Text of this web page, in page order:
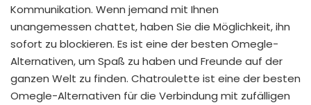
Kommunikation. Wenn jemand mit Ihnen
unangemessen chattet, haben Sie die Möglichkeit, ihn
sofort zu blockieren. Es ist eine der besten Omegle-
Alternativen, um Spaß zu haben und Freunde auf der
ganzen Welt zu finden. Chatroulette ist eine der besten
Omegle-Alternativen für die Verbindung mit zufälligen